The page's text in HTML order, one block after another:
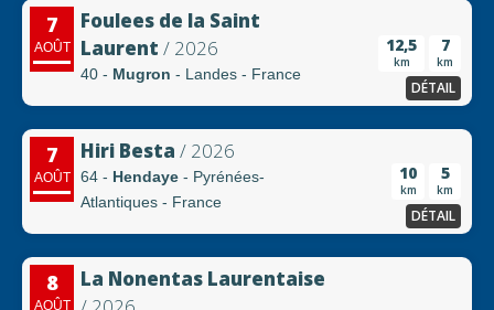
7
AOÛT
Foulees de la Saint
Laurent / 2026
40 - Mugron - Landes - France
12,5
km
7
km
DÉTAIL
7
AOÛT
Hiri Besta / 2026
64 - Hendaye - Pyrénées-
Atlantiques - France
10
km
5
km
DÉTAIL
8
AOÛT
La Nonentas Laurentaise